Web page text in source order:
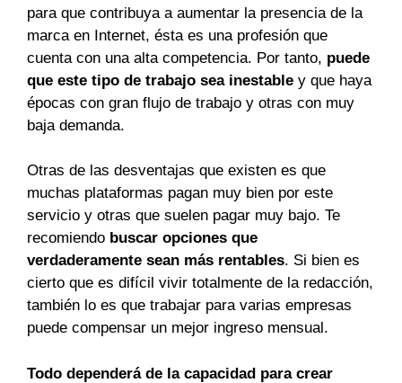
para que contribuya a aumentar la presencia de la
marca en Internet, ésta es una profesión que
cuenta con una alta competencia. Por tanto, puede
que este tipo de trabajo sea inestable y que haya
épocas con gran flujo de trabajo y otras con muy
baja demanda.
Otras de las desventajas que existen es que
muchas plataformas pagan muy bien por este
servicio y otras que suelen pagar muy bajo. Te
recomiendo buscar opciones que
verdaderamente sean más rentables. Si bien es
cierto que es difícil vivir totalmente de la redacción,
también lo es que trabajar para varias empresas
puede compensar un mejor ingreso mensual.
Todo dependerá de la capacidad para crear